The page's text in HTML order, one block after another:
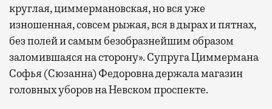
круглая, циммермановская, но вся уже
изношенная, совсем рыжая, вся в дырах и пятнах,
без полей и самым безобразнейшим образом
заломившаяся на сторону». Супруга Циммермана
Софья (Сюзанна) Федоровна держала магазин
головных уборов на Невском проспекте.